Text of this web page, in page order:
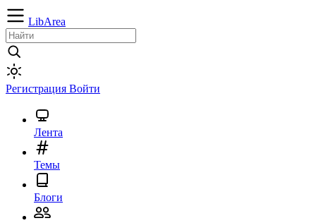
LibArea
Регистрация Войти
Лента
Темы
Блоги